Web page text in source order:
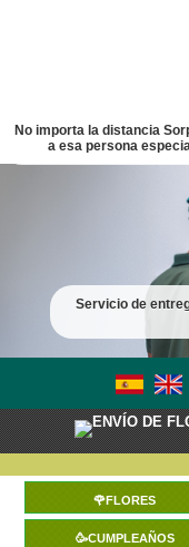
No importa la distancia
a esa persona
Servicio de
ENVÍO DE
🌹FLORES
🥳CUMPLEAÑOS